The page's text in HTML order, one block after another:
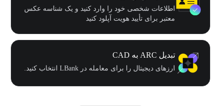
اطلاعات شخصی خود را وارد کنید و یک شناسه عکس
معتبر برای تأیید هویت آپلود کنید
تبدیل ARC به CAD
ارزهای دیجیتال را برای معامله در LBank انتخاب کنید.